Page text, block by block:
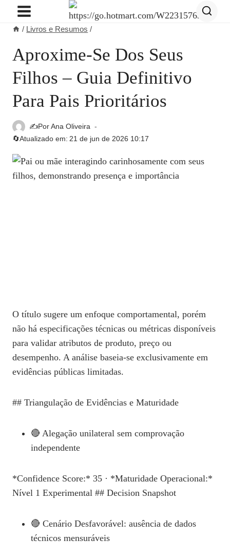
Pular
Conteúdo
/ Livros e Resumos /
Aproxime-Se Dos Seus
Filhos – Guia Definitivo
Para Pais Prioritários
✍️PorAna Oliveira
🔄Atualizado em: 21 de jun de 2026 10:17
O título sugere um enfoque comportamental, porém
não há especificações técnicas ou métricas disponíveis
para validar atributos de produto, preço ou
desempenho. A análise baseia‑se exclusivamente em
evidências públicas limitadas.
## Triangulação de Evidências e Maturidade
🔴 Alegação unilateral sem comprovação
independente
*Confidence Score:* 35 · *Maturidade Operacional:*
Nível 1 Experimental ## Decision Snapshot
🔴 Cenário Desfavorável: ausência de dados
técnicos mensuráveis